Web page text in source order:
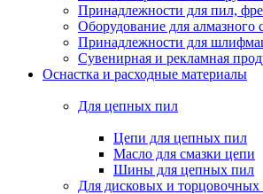
Принадлежности для пил,
Оборудование для алмазного
Принадлежности для
Сувенирная и рекламная
Оснастка и расходные материалы
Для цепных пил
Цепи для цепных пил
Масло для смазки цепи
Шины для цепных пил
Для дисковых и торцовочных